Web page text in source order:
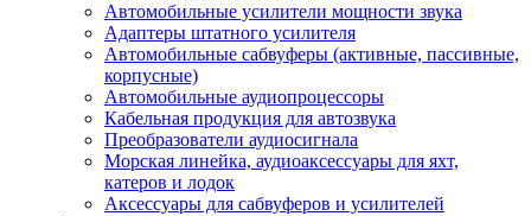
Автомобильные усилители мощности звука
Адаптеры штатного усилителя
Автомобильные сабвуферы (активные, пассивные,
корпусные)
Автомобильные аудиопроцессоры
Кабельная продукция для автозвука
Преобразователи аудиосигнала
Морская линейка, аудиоаксессуары для яхт,
катеров и лодок
Аксессуары для сабвуферов и усилителей